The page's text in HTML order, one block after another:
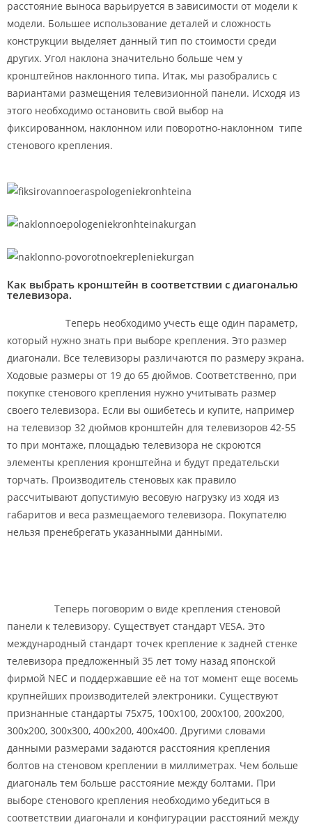
расстояние выноса варьируется в зависимости от модели к
модели. Большее использование деталей и сложность
конструкции выделяет данный тип по стоимости среди
других. Угол наклона значительно больше чем у
кронштейнов наклонного типа. Итак, мы разобрались с
вариантами размещения телевизионной панели. Исходя из
этого необходимо остановить свой выбор на
фиксированном, наклонном или поворотно-наклонном типе
стенового крепления.
Как выбрать кронштейн в соответствии с диагональю
телевизора.
Теперь необходимо учесть еще один параметр,
который нужно знать при выборе крепления. Это размер
диагонали. Все телевизоры различаются по размеру экрана.
Ходовые размеры от 19 до 65 дюймов. Соответственно, при
покупке стенового крепления нужно учитывать размер
своего телевизора. Если вы ошибетесь и купите, например
на телевизор 32 дюймов кронштейн для телевизоров 42-55
то при монтаже, площадью телевизора не скроются
элементы крепления кронштейна и будут предательски
торчать. Производитель стеновых как правило
рассчитывают допустимую весовую нагрузку из ходя из
габаритов и веса размещаемого телевизора. Покупателю
нельзя пренебрегать указанными данными.
Теперь поговорим о виде крепления стеновой
панели к телевизору. Существует стандарт VESA. Это
международный стандарт точек крепление к задней стенке
телевизора предложенный 35 лет тому назад японской
фирмой NEC и поддержавшие её на тот момент еще восемь
крупнейших производителей электроники. Существуют
признанные стандарты 75х75, 100х100, 200х100, 200х200,
300х200, 300х300, 400х200, 400х400. Другими словами
данными размерами задаются расстояния крепления
болтов на стеновом креплении в миллиметрах. Чем больше
диагональ тем больше расстояние между болтами. При
выборе стенового крепления необходимо убедиться в
соответствии диагонали и конфигурации расстояний между